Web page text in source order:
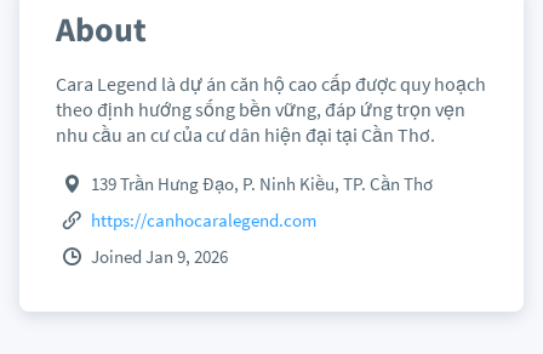
About
Cara Legend là dự án căn hộ cao cấp được quy hoạch
theo định hướng sống bền vững, đáp ứng trọn vẹn
nhu cầu an cư của cư dân hiện đại tại Cần Thơ.
139 Trần Hưng Đạo, P. Ninh Kiều, TP. Cần Thơ
https://canhocaralegend.com
Joined Jan 9, 2026